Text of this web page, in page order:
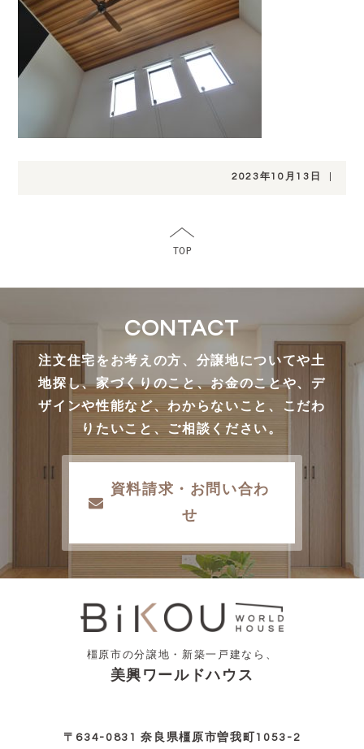
2023年10月13日
CONTACT
注文住宅をお考えの方、分譲地についてや土
地探し、家づくりのこと、お金のことや、デ
ザインや性能など、わからないこと、こだわ
りたいこと、ご相談ください。
資料請求・お問い合わ
せ
橿原市の分譲地・新築一戸建なら、
美興ワールドハウス
〒634-0831 奈良県橿原市曽我町1053-2